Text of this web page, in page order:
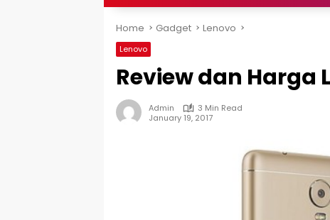
Home Gadget Lenovo
Lenovo
Review dan Harga
Admin
3 Min Read
January 19, 2017